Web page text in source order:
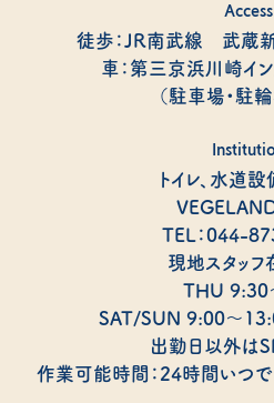
Access
徒歩：JR南武線 武蔵
車：第三京浜川崎イ
（駐車場・駐
トイレ、水道設
TEL：044-
現地スタッフ
THU 9:30
SAT/SUN 9:00～
出勤日以外は
作業可能時間：24時間いつで